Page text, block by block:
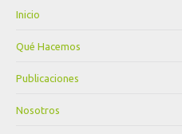
Inicio
Qué Hacemos
Publicaciones
Nosotros